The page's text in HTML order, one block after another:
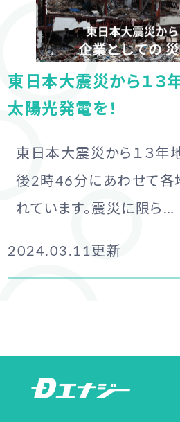
東日本大震災から１３
太陽光発電を！
東日本大震災から１３年
後2時46分にあわせて各
れています。震災に限ら…
2024.03.11 更新